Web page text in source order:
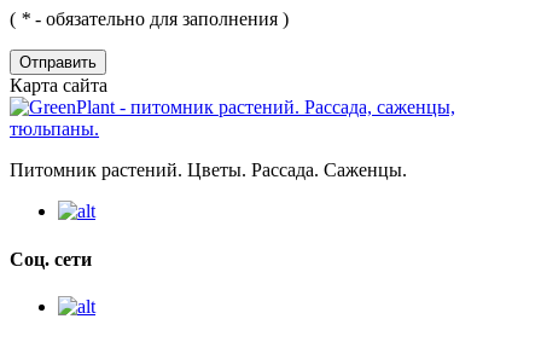
( * - обязательно для заполнения )
Отправить
Карта сайта
Питомник растений. Цветы. Рассада. Саженцы.
Соц. сети